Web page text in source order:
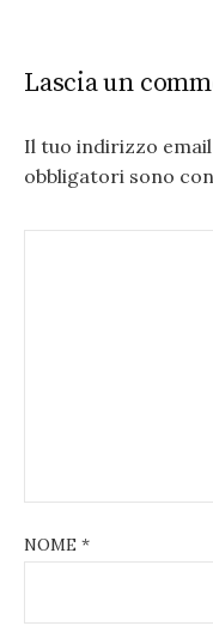
Lascia un
Il tuo indirizzo
obbligatori sono
NOME *